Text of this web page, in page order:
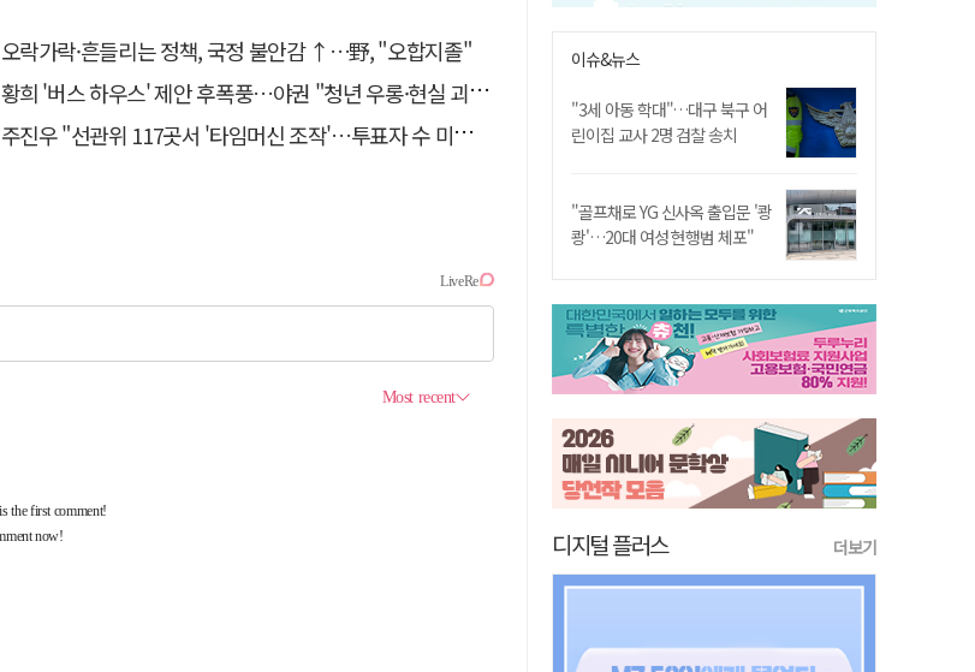
오락가락·흔들리는 정책, 국정 불안감 ↑…野, "오합지졸"
황희 '버스 하우스' 제안 후폭풍…야권 "청년 우롱·현실 괴리" 총공세
주진우 "선관위 117곳서 '타임머신 조작'…투표자 수 미리 입력"
이슈&뉴스
"3세 아동 학대"…대구 북구 어
린이집 교사 2명 검찰 송치
"골프채로 YG 신사옥 출입문 '쾅
쾅'…20대 여성 현행범 체포"
디지털 플러스 더보기